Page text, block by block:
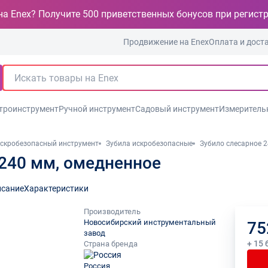
Enex? Получите 500 приветственных бонусов при
Продвижение на EnexОплата и
Ручной инструментСадовый инструмент
инструмент Зубила искробезопасные Зубило слесарное
мм, омедненное
Характеристики
Производитель
Новосибирский инструментальный
завод
Страна бренда
Россия
+ 15